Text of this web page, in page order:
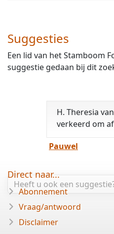
Suggesties
Een lid van het Stamboom
suggestie gedaan bij dit
H. Theresia
verkeerd om
Pauwel
Heeft u ook een
Direct naar...
Abonnement
Vraag/antwoord
Disclaimer